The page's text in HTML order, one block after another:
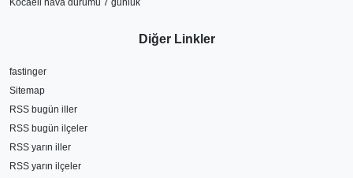
Kocaeli hava durumu 7 günlük
Diğer Linkler
fastinger
Sitemap
RSS bugün iller
RSS bugün ilçeler
RSS yarın iller
RSS yarın ilçeler